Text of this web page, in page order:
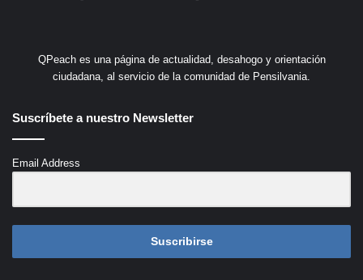
QPeach es una página de actualidad, desahogo y orientación
ciudadana, al servicio de la comunidad de Pensilvania.
Suscríbete a nuestro Newsletter
Email Address
Suscribirse